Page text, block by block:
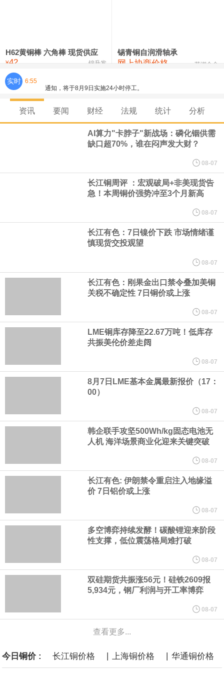
氯化镍 38,300—40,300 39,300 0
H62黄铜棒 六角棒 现货供应
¥42 锦升发
锡青铜自润滑轴承
网上协商价格 芜湖合金
实时 6:55
研发费用金额分别为4,995.18万元、7,001.70万元、14,496.56万
元，最近3年复合增长率达70.36%，呈快速增长趋势，并形成多项
（含境内发明专利20项）。
宇树科技董事长、总经理兼首席技术官王兴兴在网上路演时表示，
成技术、高紧凑度机器人身体集成技术、机器人激光雷达全自研核
心技术等多项已商业化应用的核心技术并已应用于公司的高性能通
用人形机器人、四足机器人等产品。
美国总统特朗普6日否认他对国防部长赫格塞思不满，称对赫格塞思
所做的工作“非常满意”。特朗普在社交媒体上发帖称，一些媒体有关
他与赫格塞思就弹药短缺问题发生冲突的报道是“完全没有根据的谣
言”，他对赫格塞思所做的工作“非常满意”。
据报道，威刚近日在法说会上表示，在需求增加、价格走高及货源
稳定的三大有利因素带动下，预期第3季度营运将优于第2季度，并
进一步扩大全年营运成果。
美国国会预算办公室（CBO）于当地时间5日发布报告称，美国海军
计划建造的15艘核动力“特朗普级”（Trump-class）战列舰，从研发
到采购的总费用可能高达2750亿美元，为美国有史以来最昂贵的水
面战舰项目之一。 根据CBO的初步估算，首舰造价约234亿美元，
后续14艘平均每艘约180亿美元。
资讯 要闻 财经 法规 统计 分析
AI算力"卡脖子"新战场：磷化铟供需
缺口超70%，谁在闷声发大财？
08-07
长江铜周评 ：宏观破局+非美现货告
急！本周铜价强势冲至3个月新高
08-07
长江有色：7日镍价下跌 市场情绪谨
慎现货交投观望
08-07
长江有色：刚果金出口禁令叠加美铜
关税不确定性 7日铜价或上涨
08-07
LME铜库存降至22.67万吨！低库存
共振美伦价差走阔
08-07
8月7日LME基本金属最新报价（17：
00）
08-07
韩企联手攻坚500Wh/kg固态电池无
人机 海洋场景商业化迎来关键突破
08-07
长江有色: 伊朗禁令重启注入地缘溢
价 7日铝价或上涨
08-07
多空博弈持续发酵！碳酸锂迎来阶段
性支撑，低位震荡格局难打破
08-07
双硅期货共振涨56元！硅铁2609报
5,934元，钢厂利润与开工率博弈
08-07
查看更多...
今日铜价 : 长江铜价格 | 上海铜价格 | 华通铜价格